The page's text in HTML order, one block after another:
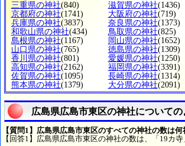
三重県の神社(840) 滋賀県の神社(1436)
京都府の神社(1741) 大阪府の神社(719)
兵庫県の神社(3837) 奈良県の神社(1373)
和歌山県の神社(434) 鳥取県の神社(825)
島根県の神社(1167) 岡山県の神社(1652)
山口県の神社(765) 徳島県の神社(1309)
香川県の神社(801) 愛媛県の神社(1250)
高知県の神社(2162) 福岡県の神社(3391)
佐賀県の神社(1095) 長崎県の神社(1314)
熊本県の神社(1379) 大分県の神社(2091)
広島県広島市東区の神社についての
【質問1】広島県広島市東区のすべての神社の数は何
【回答1】広島県広島市東区の神社の数は、「19カ寺